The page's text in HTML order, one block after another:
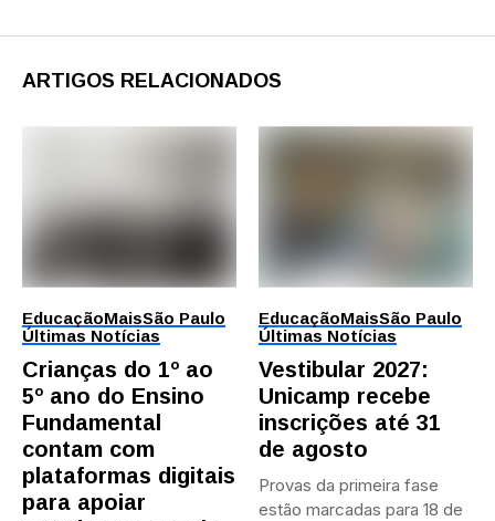
ARTIGOS RELACIONADOS
EducaçãoMaisSão Paulo
Últimas Notícias
Crianças do 1º ao
5º ano do Ensino
Fundamental
contam com
plataformas digitais
para apoiar
EducaçãoMaisSão Paulo
Últimas Notícias
Vestibular 2027:
Unicamp recebe
inscrições até 31
de agosto
Provas da primeira fase
estão marcadas para 18 de